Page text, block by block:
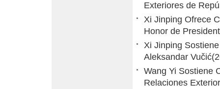
Exteriores de
Xi Jinping Ofrece
Honor de
Xi Jinping
Aleksandar Vučić
Wang Yi Sostiene
Relaciones